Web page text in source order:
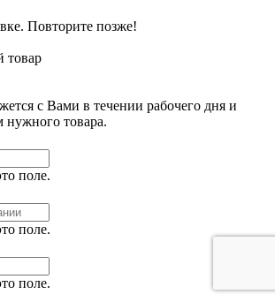
Повторите позже!
товар
с Вами в течении рабочего дня и
нужного товара.
поле.
поле.
поле.